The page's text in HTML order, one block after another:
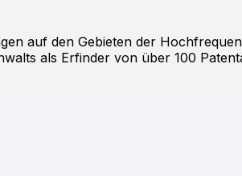
auf den Gebieten der
als Erfinder von über 100